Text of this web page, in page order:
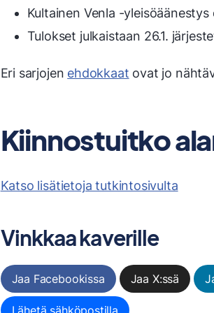
Kultainen Venla -yleisöäänestys
Tulokset julkaistaan 26.1.
Eri sarjojen ehdokkaat ovat jo
Kiinnostuitko
Katso lisätietoja tutkintosivulta
Vinkkaa kaverille
Jaa Facebookissa Jaa X:ssä